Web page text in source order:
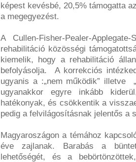
képest kevésbé, 20,5% támogatta
a megegyezést.
A Cullen-Fisher-Pealer-
rehabilitáció közösségi
kiemelik, hogy a rehabilitáció
befolyásolja. A korrekciós
ugyanis a :„nem működik” illetve
ugyanakkor egyre inkább
hatékonyak, és csökkentik a
pedig a felvilágosításnak jelentős a
Magyaroszágon a témához
éve zajlanak. Barabás a
lehetőségét, és a